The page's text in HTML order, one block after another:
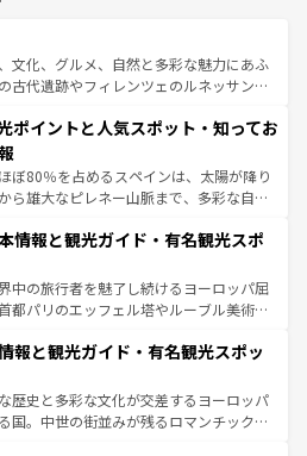
文化、グルメ、自然と多彩な魅力にあふ
の古代遺跡やフィレンツェのルネッサンス
の美しい田園風景やアマルフィ海岸の絶
も見逃せない。観光の合間には、本場の
、絶品のイタリア料理を堪能することも
てから夜眠るまで、すべての瞬間を楽し
リア情報はコンテンツ一覧を参照してほ
ポイントと人気スポット・知ってお
ぼ80％を占めるスペインは、太陽が降り
ら雄大なピレネー山脈まで、多彩な自然
国では、情熱的なフラメンコ、熱気あふ
美味しいタパスが生活の一部となってい
ドの洗練された雰囲気や、バルセロナの
角から、地方では古代ローマ遺跡や中世
て風土や気候が異なるスペインはその個
照してほしい。
情報と観光ガイド・有名観光スポ
中の旅行者を魅了し続けるヨーロッパ屈
都パリのエッフェル塔やルーブル美術館
詰まっている。華麗な宮殿、歴史的な大
チ、そして豊かな自然が、訪れる者を心
た、フランスは美食の国としても知ら
はユネスコ無形文化遺産にも登録されて
報と観光ガイド・有名観光スポッ
歴史と多彩な文化が交差するヨーロッパ
国。中世の街並みが残るロマンチック街